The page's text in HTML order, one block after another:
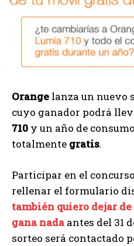
Orange lanza un nuevo
cuyo ganador podrá
710 y un año de
totalmente gratis.
Participar en el
rellenar el formulario
también quiero dejar
gana nadaantes del 31
sorteo será contactado